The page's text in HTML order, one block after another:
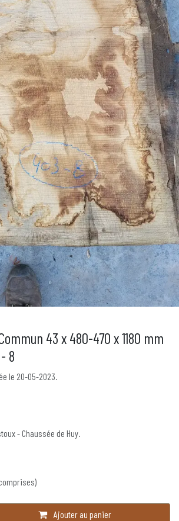
43 x 480-470 x 1180 mm
8
le 20-05-2023.
- Chaussée de Huy.
Ajouter au panier